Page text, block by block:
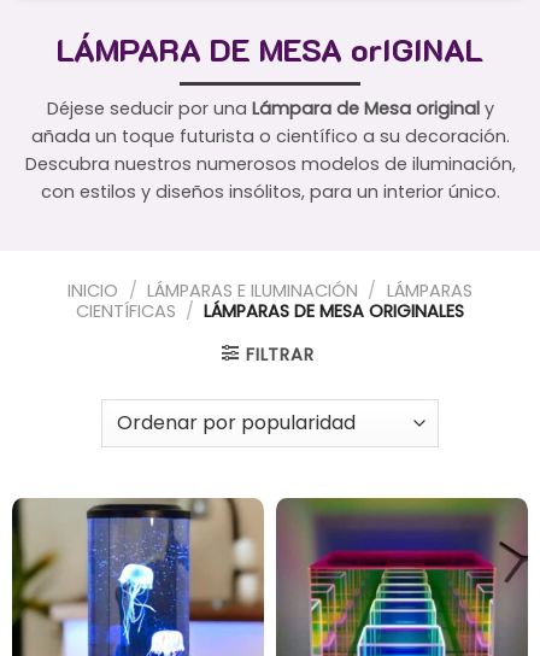
LÁMPARA DE MESA orIGINAL
Déjese seducir por una Lámpara de Mesa originaly
añada un toque futurista o científico a su decoración.
Descubra nuestros numerosos modelos de iluminación,
con estilos y diseños insólitos, para un interior único.
INICIO / LÁMPARAS E ILUMINACIÓN / LÁMPARAS
CIENTÍFICAS / LÁMPARAS DE MESA ORIGINALES
FILTRAR